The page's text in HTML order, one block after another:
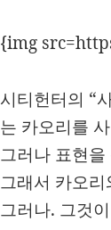
{img
시티헌터의 “
는 카오리를
그러나 표현
그래서 카오
그러나. 그것